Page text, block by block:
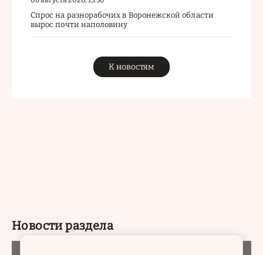
Спрос на разнорабочих в Воронежской области
вырос почти наполовину
К новостям
Новости раздела